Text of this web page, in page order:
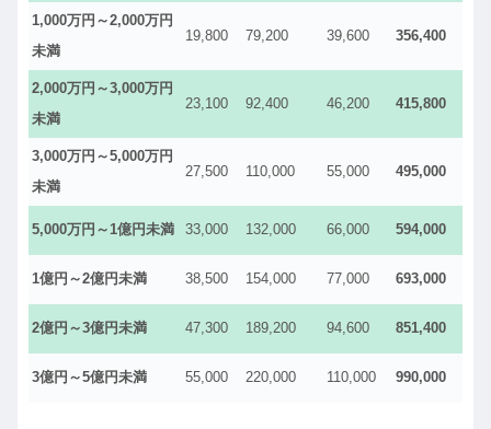
1,000万円～2,000万円
未満
19,800 79,200 39,600 356,400
2,000万円～3,000万円
未満
23,100 92,400 46,200 415,800
3,000万円～5,000万円
未満
27,500 110,000 55,000 495,000
5,000万円～1億円未満 33,000 132,000 66,000 594,000
1億円～2億円未満 38,500 154,000 77,000 693,000
2億円～3億円未満 47,300 189,200 94,600 851,400
3億円～5億円未満 55,000 220,000 110,000 990,000